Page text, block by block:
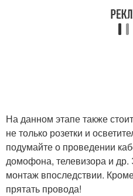
На данном этапе также
не только розетки и
подумайте о проведении
домофона, телевизора и др.
монтаж впоследствии.
прятать провода!